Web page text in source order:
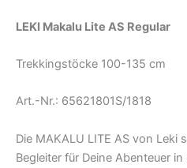
LEKI Makalu Lite AS Regular
Trekkingstöcke 100-135 cm
Art.-Nr.: 65621801S/1818
Die MAKALU LITE AS von
Begleiter für Deine Abenteuer in